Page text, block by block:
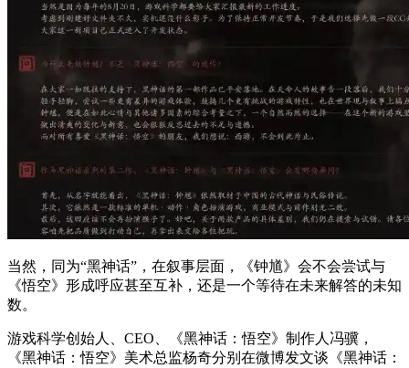
当然，同为“黑神话”，在叙事层面，《钟馗》会不会尝试与
《悟空》形成呼应甚至互补，还是一个等待在未来解答的未知
数。
游戏科学创始人、CEO、《黑神话：悟空》制作人冯骥，
《黑神话：悟空》美术总监杨奇分别在微博发文谈《黑神话：